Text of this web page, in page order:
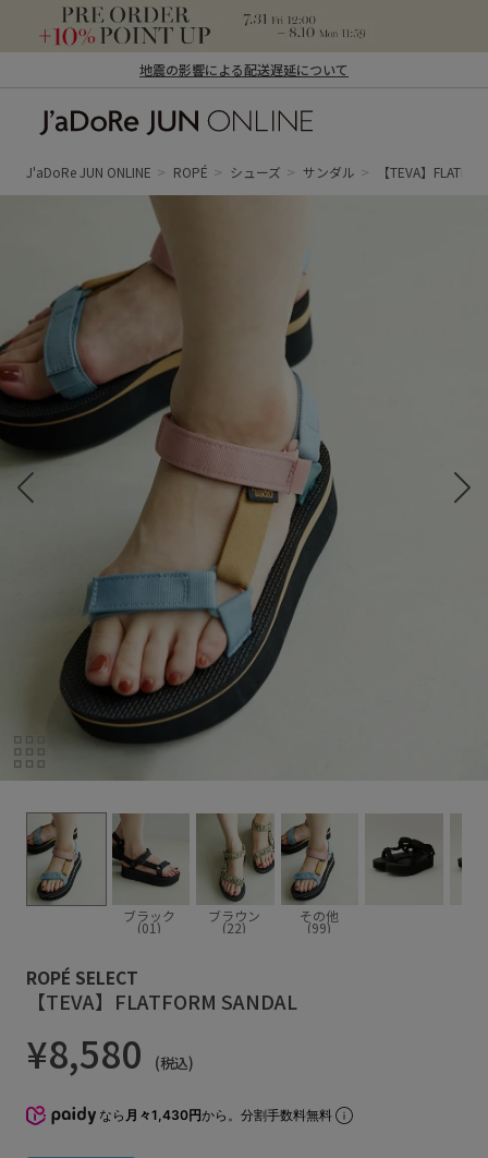
地震の影響による配送遅延について
ン オンライン）
J'aDoRe JUN ONLINE ROPÉ シューズ サンダル 【TEVA】
ブラック
(01)
ブラウン
(22)
その他
(99)
ROPÉ SELECT
【TEVA】FLATFORM SANDAL
¥8,580 (税込)
なら 月々1,430円から。分割手数料無料